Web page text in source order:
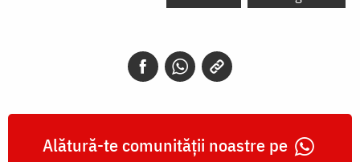
Alătură-te comunității noastre pe